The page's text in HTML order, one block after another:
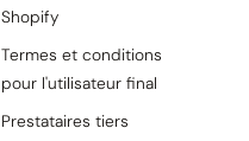
Shopify
Termes et conditions
pour l'utilisateur final
Prestataires tiers